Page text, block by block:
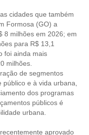
cidades que também
Formosa (GO) a
8 milhões em 2026; em
para R$ 13,1
foi ainda mais
milhões.
de segmentos
público e à vida urbana,
dos programas
públicos é
urbana.
aprovado